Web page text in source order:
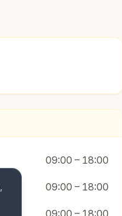
09:00 – 18:00
09:00 – 18:00
09:00 – 18:00